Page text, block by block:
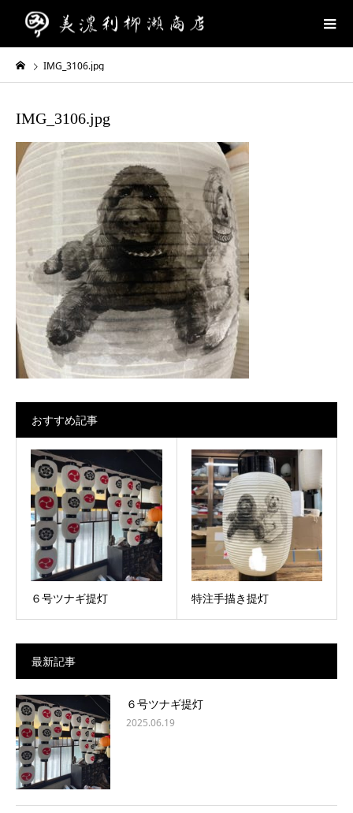
IMG_3106.jpg
IMG_3106.jpg
おすすめ記事
６号ツナギ提灯 特注手描き提灯
最新記事
６号ツナギ提灯
2025.06.19